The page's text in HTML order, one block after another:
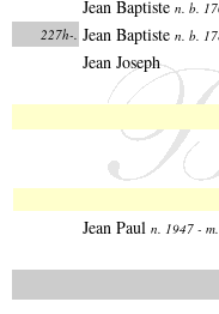
Jean Baptiste n. b.
227h-. Jean Baptiste n. b.
Jean Joseph
Jean Paul n. 1947 -